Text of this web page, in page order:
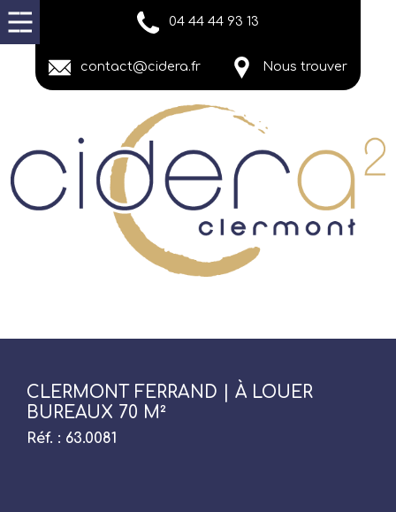
04 44 44 93 13
contact@cidera.fr Nous trouver
CLERMONT FERRAND | À LOUER
BUREAUX 70 M²
Réf. : 63.0081